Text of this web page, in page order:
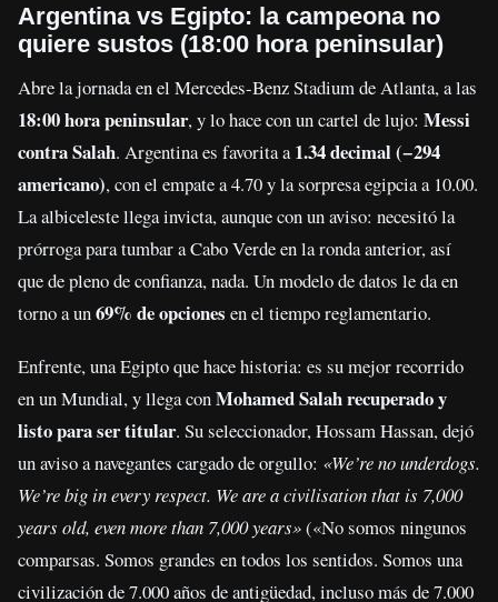
Argentina vs Egipto: la campeona no
quiere sustos (18:00 hora peninsular)
Abre la jornada en el Mercedes-Benz Stadium de Atlanta, a las
18:00 hora peninsular, y lo hace con un cartel de lujo: Messi
contra Salah. Argentina es favorita a1.34 decimal (−294
americano), con el empate a 4.70 y la sorpresa egipcia a 10.00.
La albiceleste llega invicta, aunque con un aviso: necesitó la
prórroga para tumbar a Cabo Verde en la ronda anterior, así
que de pleno de confianza, nada. Un modelo de datos le da en
torno a un69% de opciones en el tiempo reglamentario.
Enfrente, una Egipto que hace historia: es su mejor recorrido
en un Mundial, y llega conMohamed Salah recuperado y
listo para ser titular. Su seleccionador, Hossam Hassan, dejó
un aviso a navegantes cargado de orgullo: «We’re no underdogs.
We’re big in every respect. We are a civilisation that is 7,000
years old, even more than 7,000 years»(«No somos ningunos
comparsas. Somos grandes en todos los sentidos. Somos una
civilización de 7.000 años de antigüedad, incluso más de 7.000